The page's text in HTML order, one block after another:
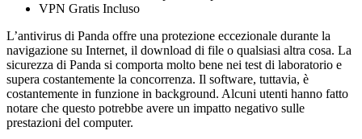
VPN Gratis Incluso
L’antivirus di Panda offre una protezione eccezionale durante la
navigazione su Internet, il download di file o qualsiasi altra cosa. La
sicurezza di Panda si comporta molto bene nei test di laboratorio e
supera costantemente la concorrenza. Il software, tuttavia, è
costantemente in funzione in background. Alcuni utenti hanno fatto
notare che questo potrebbe avere un impatto negativo sulle
prestazioni del computer.